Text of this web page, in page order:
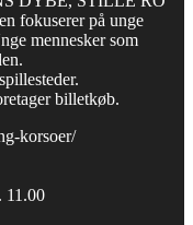
fokuserer på unge
mennesker som
billetkøb.
korsoer/
11.00